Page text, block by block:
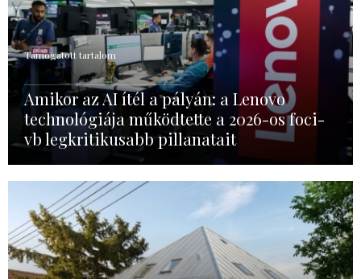
Támogatott tartalom
Amikor az AI ítél a pályán: a Lenovo
technológiája működtette a 2026-os foci-
vb legkritikusabb pillanatait